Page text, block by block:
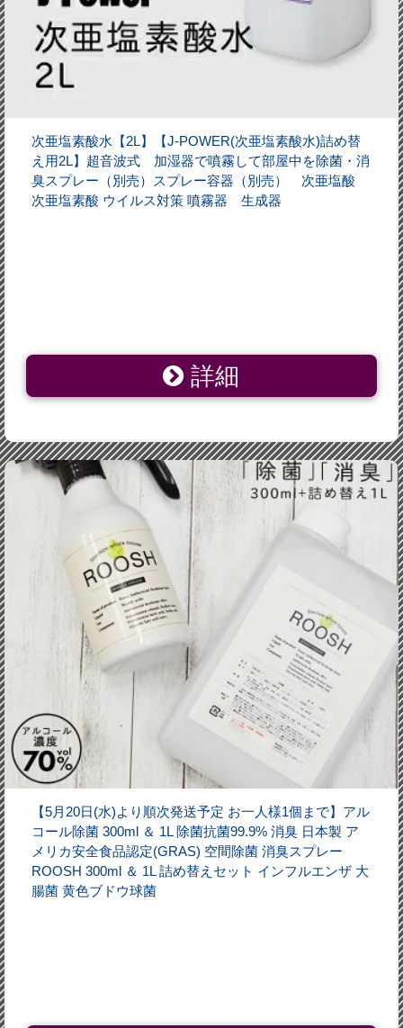
次亜塩素酸水【2L】【J-POWER(次亜塩素酸水)詰め替
え用2L】超音波式 加湿器で噴霧して部屋中を除菌・消
臭スプレー（別売）スプレー容器（別売） 次亜塩酸
次亜塩素酸 ウイルス対策 噴霧器 生成器
詳細
【5月20日(水)より順次発送予定 お一人様1個まで】アル
コール除菌 300ml ＆ 1L 除菌抗菌99.9% 消臭 日本製 ア
メリカ安全食品認定(GRAS) 空間除菌 消臭スプレー
ROOSH 300ml ＆ 1L 詰め替えセット インフルエンザ 大
腸菌 黄色ブドウ球菌